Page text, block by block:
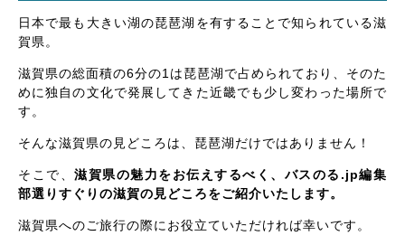
日本で最も大きい湖の琵琶湖を有することで知られている滋
賀県。
滋賀県の総面積の6分の1は琵琶湖で占められており、そのた
めに独自の文化で発展してきた近畿でも少し変わった場所で
す。
そんな滋賀県の見どころは、琵琶湖だけではありません！
そこで、滋賀県の魅力をお伝えするべく、バスのる.jp編集
部選りすぐりの滋賀の見どころをご紹介いたします。
滋賀県へのご旅行の際にお役立ていただければ幸いです。